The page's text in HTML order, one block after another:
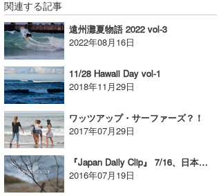
関連する記事
遠州灘夏物語 2022 vol-3
2022年08月16日
11/28 Hawaii Day vol-1
2018年11月29日
ワッツアップ・サーファーズ？！
2017年07月29日
『Japan Daily Clip』 7/16、日本海セッション。
2016年07月19日
OYZ
S.K
Soulman
VAGY
waka☆=
YUKI☆
たっちー